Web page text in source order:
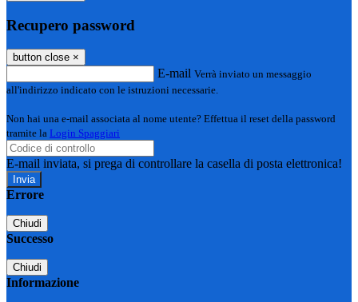
Recupero password
button close ×
E-mail Verrà inviato un messaggio
all'indirizzo indicato con le istruzioni necessarie.
Non hai una e-mail associata al nome utente? Effettua il reset della password
tramite la Login Spaggiari
E-mail inviata, si prega di controllare la casella di posta elettronica!
Errore
Chiudi
Successo
Chiudi
Informazione